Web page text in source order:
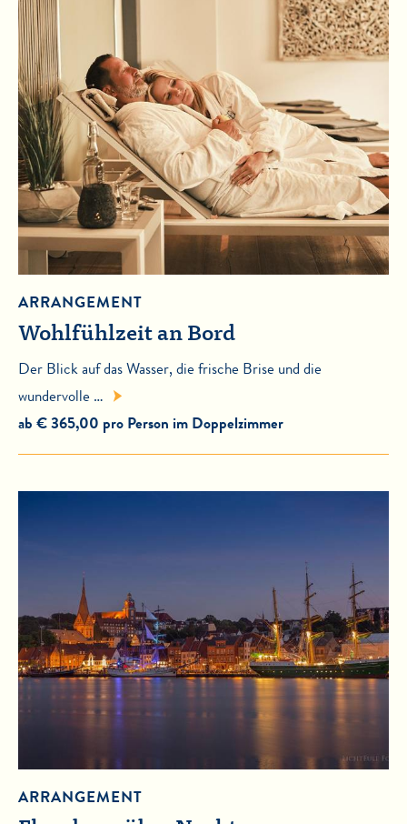
ARRANGEMENT
Wohlfühlzeit an Bord
Der Blick auf das Wasser, die frische Brise und die
wundervolle …
ab € 365,00 pro Person im Doppelzimmer
ARRANGEMENT